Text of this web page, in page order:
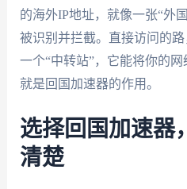
的海外IP地址，就像一张“外
被识别并拦截。直接访问的
一个“中转站”，它能将你的
就是回国加速器的作用。
选择回国加速器
清楚